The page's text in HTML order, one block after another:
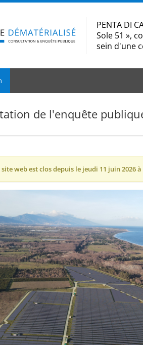
PENTA DI
Sole 51 »,
sein d'une
de l'enquête
site web est clos depuis le jeudi 11 juin 2026 à